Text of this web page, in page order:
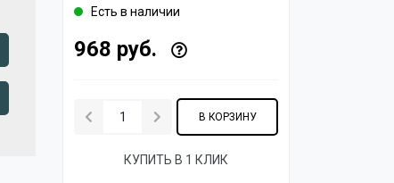
Есть в наличии
968 руб.
В КОРЗИНУ
КУПИТЬ В 1 КЛИК